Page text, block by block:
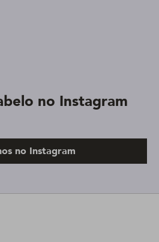
no Instagram
no Instagram